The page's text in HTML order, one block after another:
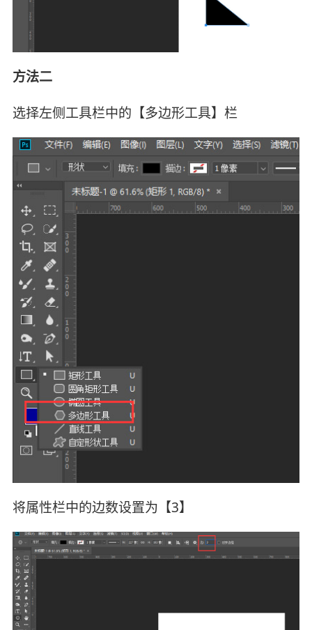
方法二
选择左侧工具栏中的【多边形工具】栏
将属性栏中的边数设置为【3】